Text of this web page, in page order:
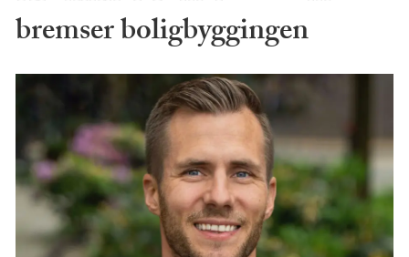
bremser boligbyggingen